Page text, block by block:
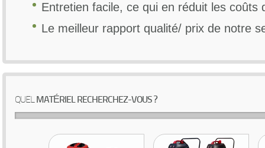
Entretien facile, ce qui en réduit les coûts
Le meilleur rapport qualité/ prix de notre
QUELMATÉRIEL RECHERCHEZ-VOUS ?